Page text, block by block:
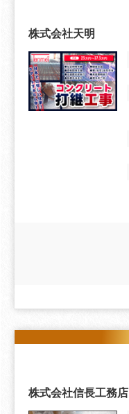
株式会社天明
株式会社信長工務店